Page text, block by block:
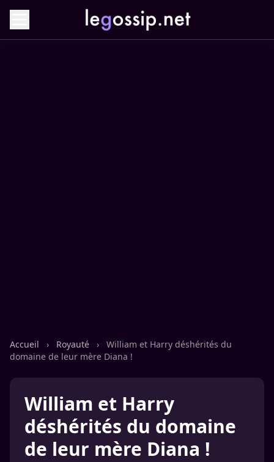
Accueil › Royauté ›
William et Harry déshérités du
domaine de leur mère Diana !
William et Harry
déshérités du domaine
de leur mère Diana !